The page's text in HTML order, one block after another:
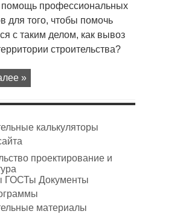
помощь профессиональных
для того, чтобы помочь
с таким делом, как вывоз
строительства?
»
калькуляторы
проектирование и
ГОСТы Документы
материалы